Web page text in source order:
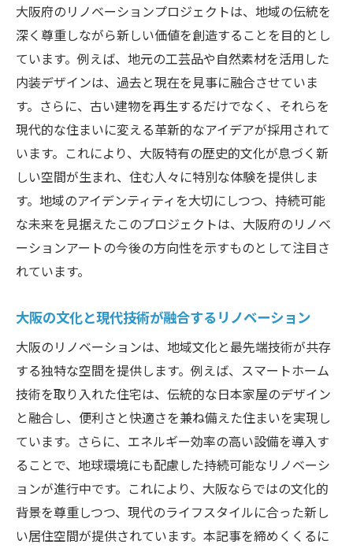
大阪府のリノベーションプロジェクトは、地域の伝統を
深く尊重しながら新しい価値を創造することを目的とし
ています。例えば、地元の工芸品や自然素材を活用した
内装デザインは、過去と現在を見事に融合させていま
す。さらに、古い建物を再生するだけでなく、それらを
現代的な住まいに変える革新的なアイデアが採用されて
います。これにより、大阪特有の歴史的文化が息づく新
しい空間が生まれ、住む人々に特別な体験を提供しま
す。地域のアイデンティティを大切にしつつ、持続可能
な未来を見据えたこのプロジェクトは、大阪府のリノベ
ーションアートの今後の方向性を示すものとして注目さ
れています。
大阪の文化と現代技術が融合するリノベーション
大阪のリノベーションは、地域文化と最先端技術が共存
する独特な空間を提供します。例えば、スマートホーム
技術を取り入れた住宅は、伝統的な日本家屋のデザイン
と融合し、便利さと快適さを兼ね備えた住まいを実現し
ています。さらに、エネルギー効率の高い設備を導入す
ることで、地球環境にも配慮した持続可能なリノベーシ
ョンが進行中です。これにより、大阪ならではの文化的
背景を尊重しつつ、現代のライフスタイルに合った新し
い居住空間が提供されています。本記事を締めくくるに